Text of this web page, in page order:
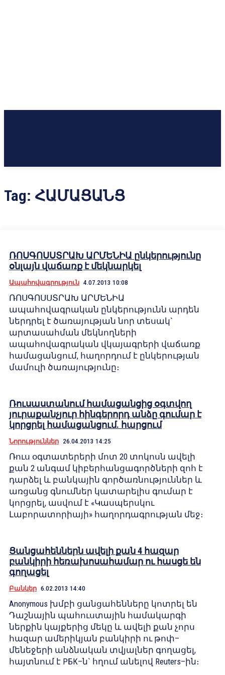
Tag: ՀԱՄԱՑԱՆՑ
ՌՈՍԳՈՍՍՏՐԱԽ ԱՐՄԵՆԻԱ ընկերությունը
օնլայն վաճառք է մեկնարկել
Ապահովագրություն 4.07.2013 10:08
ՌՈՍԳՈՍՍՏՐԱԽ ԱՐՄԵՆԻԱ
ապահովագրական ընկերությունն արդեն
ներդրել է ծառայության նոր տեսակ`
արտասահման մեկնողների
ապահովագրական վկայագրերի վաճառք
համացանցում, հաղորդում է ընկերության
մամուլի ծառայությունը։
Ռուսաստանում համացանցից օգտվող
յուրաքանչյուր հինգերորդ անձը գումար է
կորցրել համացանցում. հարցում
Նորություններ 26.04.2013 14:25
Ռուս օգտատերերի մոտ 20 տոկոսն ավելի
քան 2 անգամ կիբերհանցագործների զոհ է
դարձել և բանկային գործառնություններ և
առցանց գնումներ կատարելիս գումար է
կորցրել, ասվում է «Կասպերսկու
Լաբորատորիայի» հաղորդագրության մեջ։
Ցանցահեններն ավելի քան 4 հազար
բանկիրի հեռախոսահամար ու հասցե են
գողացել
Բանկեր 6.02.2013 14:40
Anonymous խմբի ցանցահենները կոտրել են
Դաշնային պահուստային համակարգի
ներքին կայքերից մեկը և ավելի քան չորս
հազար ամերիկյան բանկիրի ու թոփ–
մենեջերի անձնական տվյալներ գողացել,
հայտնում է РБК–ն` հղում անելով Reuters–ին։